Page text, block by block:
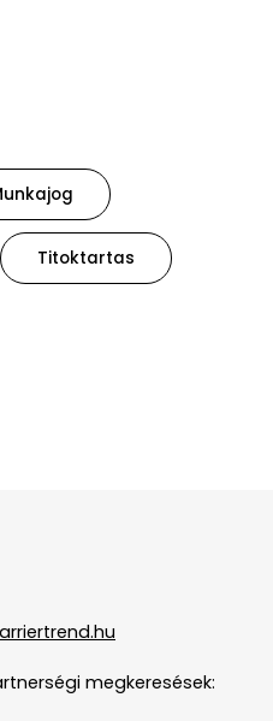
Titoktartas
megkeresések: